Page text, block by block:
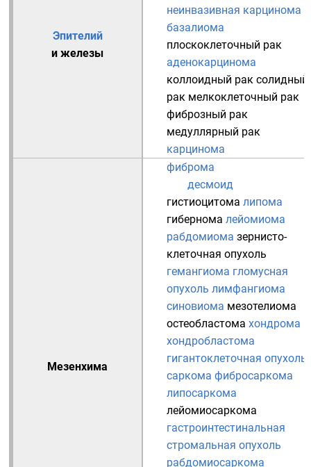
Эпителий
и железы
неинвазивная карцинома
базалиома
плоскоклеточный рак
аденокарцинома
коллоидный рак солидный
рак мелкоклеточный рак
фиброзный рак
медуллярный рак
карцинома
Мезенхима
фиброма
десмоид
гистиоцитома липома
гибернома лейомиома
рабдомиома зернисто-
клеточная опухоль
гемангиома гломусная
опухоль лимфангиома
синовиома мезотелиома
остеобластома хондрома
хондробластома
гигантоклеточная опухоль
саркома фибросаркома
липосаркома
лейомиосаркома
гастроинтестинальная
стромальная опухоль
рабдомиосаркома